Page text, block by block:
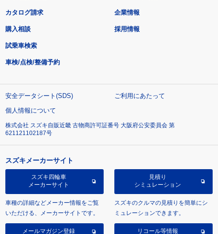
カタログ請求
購入相談
試乗車検索
車検/点検/整備予約
企業情報
採用情報
安全データシート(SDS)
ご利用にあたって
個人情報について
株式会社 スズキ自販近畿 古物商許可証番号 大阪府公安委員会 第
621121102187号
スズキメーカーサイト
スズキ四輪車
メーカーサイト
車種の詳細などメーカー情報をご覧
いただける、メーカーサイトです。
見積り
シミュレーション
スズキのクルマの見積りを簡単にシ
ミュレーションできます。
メールマガジン登録 リコール等情報